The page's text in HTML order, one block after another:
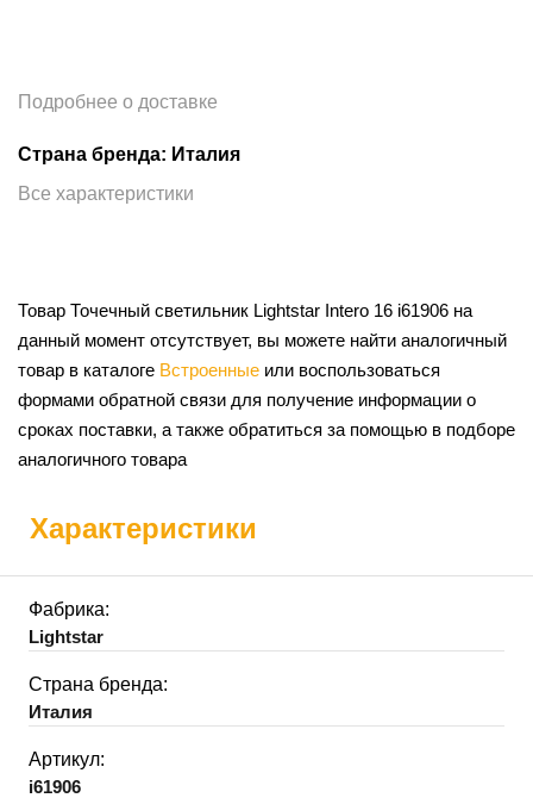
Подробнее о доставке
Страна бренда: Италия
Все характеристики
Товар Точечный светильник Lightstar Intero 16 i61906 на
данный момент отсутствует, вы можете найти аналогичный
товар в каталоге Встроенные или воспользоваться
формами обратной связи для получение информации о
сроках поставки, а также обратиться за помощью в подборе
аналогичного товара
Характеристики
Фабрика:
Lightstar
Страна бренда:
Италия
Артикул:
i61906